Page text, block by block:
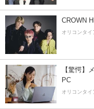
CROWN
オリコンタイ
【驚愕】
PC
オリコンタイ